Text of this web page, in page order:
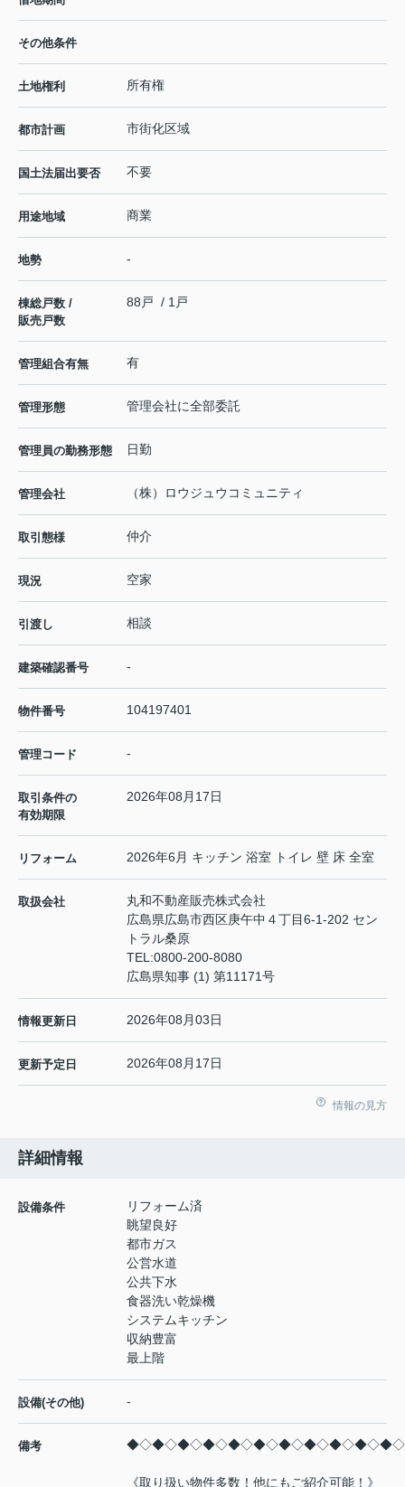
その他条件
土地権利 所有権
都市計画 市街化区域
国土法届出要否 不要
用途地域 商業
地勢 -
棟総戸数 /
販売戸数
88戸 / 1戸
管理組合有無 有
管理形態 管理会社に全部委託
管理員の勤務形態 日勤
管理会社 （株）ロウジュウコミュニティ
取引態様 仲介
現況 空家
引渡し 相談
建築確認番号 -
物件番号 104197401
管理コード -
取引条件の
有効期限
2026年08月17日
リフォーム 2026年6月 キッチン 浴室 トイレ 壁 床 全室
取扱会社
丸和不動産販売株式会社
広島県広島市西区庚午中４丁目6-1-202 セン
トラル桑原
TEL:0800-200-8080
広島県知事 (1) 第11171号
情報更新日 2026年08月03日
更新予定日 2026年08月17日
情報の見方
詳細情報
設備条件
リフォーム済
眺望良好
都市ガス
公営水道
公共下水
食器洗い乾燥機
システムキッチン
収納豊富
最上階
設備(その他) -
備考
《取り扱い物件多数！他にもご紹介可能！》